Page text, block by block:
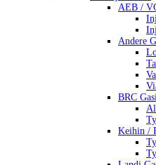
AEB /
Andere
BRC
Keihin /